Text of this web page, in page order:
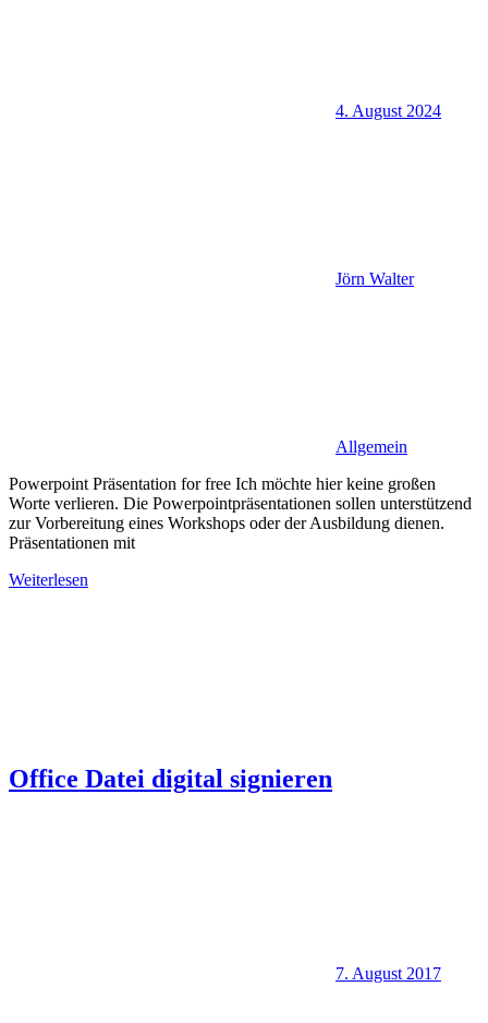
4. August 2024
Jörn Walter
Allgemein
Powerpoint Präsentation for free Ich möchte hier keine großen
Worte verlieren. Die Powerpointpräsentationen sollen unterstützend
zur Vorbereitung eines Workshops oder der Ausbildung dienen.
Präsentationen mit
Weiterlesen
Office Datei digital signieren
7. August 2017